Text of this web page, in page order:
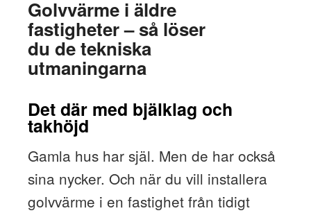
Golvvärme i äldre
fastigheter – så löser
du de tekniska
utmaningarna
Det där med bjälklag och
takhöjd
Gamla hus har själ. Men de har också
sina nycker. Och när du vill installera
golvvärme i en fastighet från tidigt